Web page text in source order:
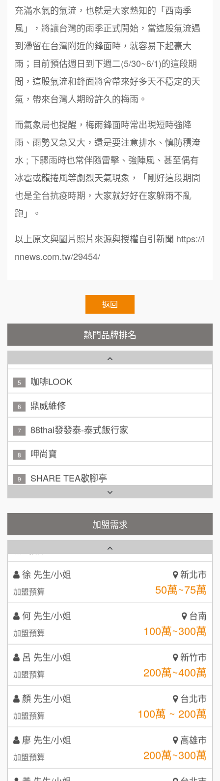
充滿水氣的氣流，也就是大家熟知的「西南季
風」，將讓台灣的雨季正式開始，當這股氣流遇
到滯留在台灣附近的鋒面時，就容易下起豪大
雨；目前預估週日到下週二(5/30~6/1)的這段期
間，這股氣流和鋒面將會帶來好多天不穩定的天
氣，帶來台灣人期盼許久的梅雨。
而氣象局也提醒，梅雨鋒面時常出現短時強降
雨、雨勢又急又大，還是要注意排水、慎防積淹
水 ; 下驟雨時也常伴隨雷擊、強陣風、甚至偶有
冰雹或龍捲風等劇烈天氣現象，「剛好這段期間
也是全台抗疫時期，大家就好好在家躲雨不亂
跑」。
以上原文與圖片照片來源與授權自引新聞 https://i
nnews.com.tw/29454/
返回
熱門品牌排名
6 鼎威維修
7 88thai發發泰-泰式飯行家
8
SHARE TEA歇腳亭
10 TEA TOP台灣第一味
秉宏小米甜甜圈
4 潮鍋癮
5 咖啡LOOK
6 鼎威維修
7 88thai發發泰-泰式飯行家
8 呷尚寶
9 SHARE TEA歇腳亭
10 TEA TOP台灣第一味
Cozy coffee可集咖啡
3 秉宏小米甜甜圈
4 潮鍋癮
5 咖啡LOOK
6 鼎威維修
88thai發發泰-泰式飯行家
呷尚寶
9 SHARE TEA歇腳亭
10 TEA TOP台灣第一味
加盟需求
100萬 ~150萬
徐 先生/小姐 新北市
加盟預算
何 先生/小姐 台南
加盟預算
加盟預算 200萬~300萬
黃 先生/小姐
加盟預算 100萬~150萬
林 先生/小姐 屏東縣
加盟預算
吳 先生/小姐 屏東縣
加盟預算 100萬~200萬
加盟預算 100萬 ~150萬
徐 先生/小姐 新北市
50萬~75萬
何 先生/小姐 台南
100萬~300萬
呂 先生/小姐 新竹市
200萬~400萬
顏 先生/小姐 台北市
100萬 ~ 200萬
廖 先生/小姐 高雄市
200萬~300萬
黃 先生/小姐 台北市
【曉妍美妝】誠徵行政櫃檯
自助洗衣店誠徵代洗收送人員(台中市)
MUSHEN徵SPA美容芳療師
日十。早午食加盟說明會
拾鑶火鍋加盟說明會